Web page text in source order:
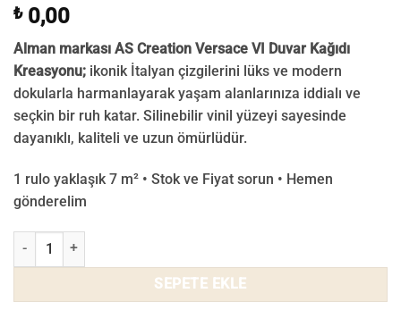
₺0,00
Alman markası AS Creation Versace VI Duvar Kağıdı
Kreasyonu; ikonik İtalyan çizgilerini lüks ve modern
dokularla harmanlayarak yaşam alanlarınıza iddialı ve
seçkin bir ruh katar. Silinebilir vinil yüzeyi sayesinde
dayanıklı, kaliteli ve uzun ömürlüdür.
1 rulo yaklaşık 7 m² • Stok ve Fiyat sorun • Hemen
gönderelim
Versace VI Duvar Kağıdı 79132-1 adet
SEPETE EKLE